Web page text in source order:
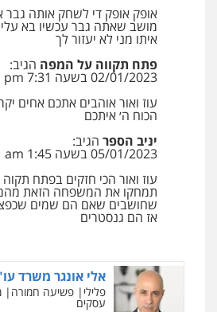
אופק אופק די לשחק אותה
מושב שאתה גבר עכשיו בא
איתו מני לא יעזור לך
פתח תקווה על המפה הגיב:
02/01/2023 בשעה 7:31 pm
עוז ואור אוהבים אתכם אחים
הכוח ה׳ איתכם
יניב הספר הגיב:
05/01/2023 בשעה 1:45 am
עוז ואור הכי חזקים בפתח תקוה
תמחקו את המשפחה הזאת
אז הם גנסטרים
קורל קרוז – עורך
משפט פלילי
0545437431
עו"ד עלי סעדי
פלילי פשיעה חמורה
ומעצרים
0508824984
עו"ד שגיא אקו
פלילי מעצרים וחקירות
עורכי דין לענייני אסירים
אלי אונגר משרד
פלילי פשיעה חמורה
עסקים